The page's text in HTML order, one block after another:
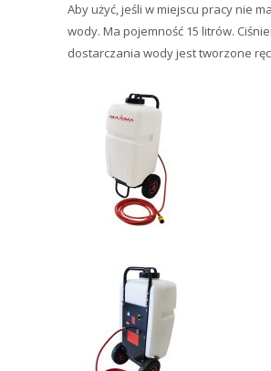
Aby użyć, jeśli w miejscu pracy nie
wody. Ma pojemność 15 litrów.
dostarczania wody jest tworzone